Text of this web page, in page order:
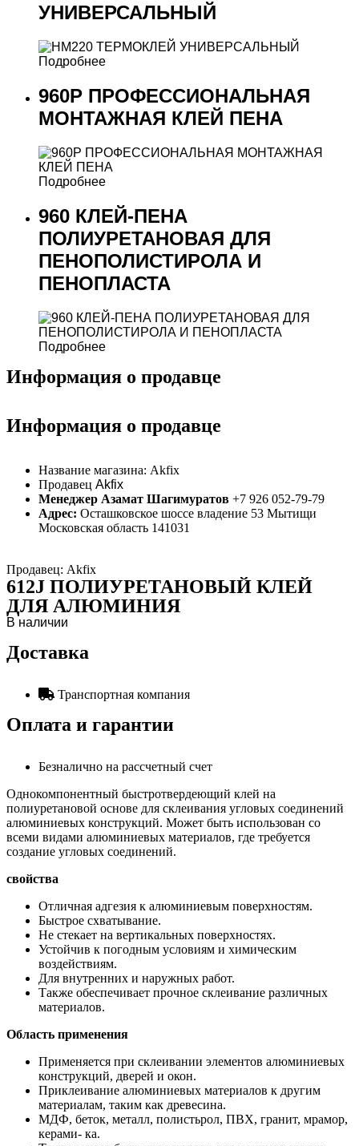
УНИВЕРСАЛЬНЫЙ
Подробнее
960P ПРОФЕССИОНАЛЬНАЯ
МОНТАЖНАЯ КЛЕЙ ПЕНА
Подробнее
960 КЛЕЙ-ПЕНА
ПОЛИУРЕТАНОВАЯ ДЛЯ
ПЕНОПОЛИСТИРОЛА И
ПЕНОПЛАСТА
Подробнее
Информация о продавце
Информация о продавце
Название магазина: Akfix
Продавец Akfix
Менеджер Азамат Шагимуратов +7 926 052-79-79
Адрес: Осташковское шоссе владение 53 Мытищи
Московская область 141031
Продавец: Akfix
612J ПОЛИУРЕТАНОВЫЙ КЛЕЙ
ДЛЯ АЛЮМИНИЯ
В наличии
Доставка
Транспортная компания
Оплата и гарантии
Безналично на рассчетный счет
Однокомпонентный быстротвердеющий клей на
полиуретановой основе для склеивания угловых соединений
алюминиевых конструкций. Может быть использован со
всеми видами алюминиевых материалов, где требуется
создание угловых соединений.
свойства
Отличная адгезия к алюминиевым поверхностям.
Быстрое схватывание.
Не стекает на вертикальных поверхностях.
Устойчив к погодным условиям и химическим
воздействиям.
Для внутренних и наружных работ.
Также обеспечивает прочное склеивание различных
материалов.
Область применения
Применяется при склеивании элементов алюминиевых
конструкций, дверей и окон.
Приклеивание алюминиевых материалов к другим
материалам, таким как древесина.
МДФ, беток, металл, полистьрол, ПВХ, гранит, мрамор,
керами- ка.